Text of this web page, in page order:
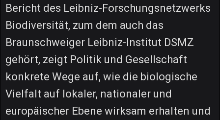
Bericht des Leibniz-Forschungsnetzwerks
Biodiversität, zum dem auch das
Braunschweiger Leibniz-Institut DSMZ
gehört, zeigt Politik und Gesellschaft
konkrete Wege auf, wie die biologische
Vielfalt auf lokaler, nationaler und
europäischer Ebene wirksam erhalten und